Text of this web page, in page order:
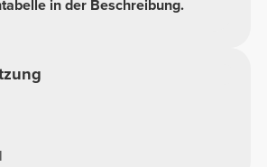
in der Beschreibung.